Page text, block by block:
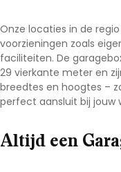
Onze locaties in de
voorzieningen zoals
faciliteiten. De
29 vierkante meter en
breedtes en hoogtes –
perfect aansluit bij jouw
Altijd een